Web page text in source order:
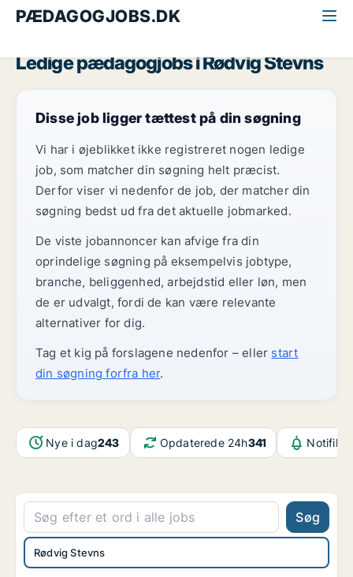
PÆDAGOGJOBS.DK
Ledige pædagogjobs i Rødvig Stevns
Disse job ligger tættest på din søgning
Vi har i øjeblikket ikke registreret nogen ledige
job, som matcher din søgning helt præcist.
Derfor viser vi nedenfor de job, der matcher din
søgning bedst ud fra det aktuelle jobmarked.
De viste jobannoncer kan afvige fra din
oprindelige søgning på eksempelvis jobtype,
branche, beliggenhed, arbejdstid eller løn, men
de er udvalgt, fordi de kan være relevante
alternativer for dig.
Tag et kig på forslagene nedenfor – eller start
din søgning forfra her.
Nye i dag243 Opdaterede 24h341
Søg
Rødvig Stevns